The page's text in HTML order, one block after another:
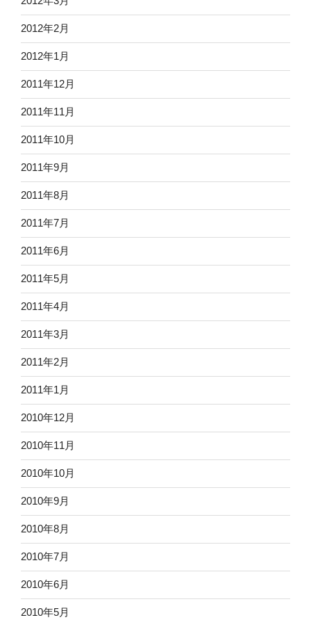
2012年2月
2012年1月
2011年12月
2011年11月
2011年10月
2011年9月
2011年8月
2011年7月
2011年6月
2011年5月
2011年4月
2011年3月
2011年2月
2011年1月
2010年12月
2010年11月
2010年10月
2010年9月
2010年8月
2010年7月
2010年6月
2010年5月